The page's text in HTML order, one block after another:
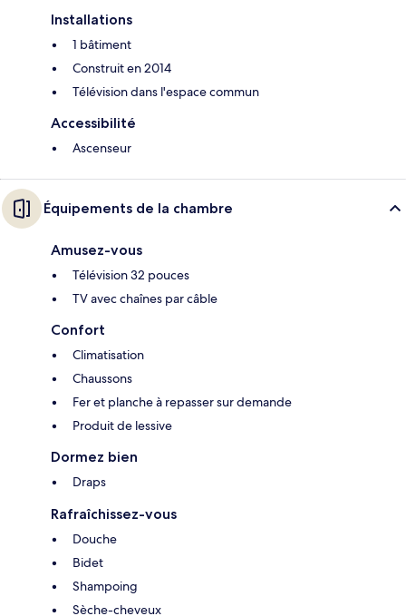
Installations
1 bâtiment
Construit en 2014
Télévision dans l'espace commun
Accessibilité
Ascenseur
Équipements de la chambre
Amusez-vous
Télévision 32 pouces
TV avec chaînes par câble
Confort
Climatisation
Chaussons
Fer et planche à repasser sur demande
Produit de lessive
Dormez bien
Draps
Rafraîchissez-vous
Douche
Bidet
Shampoing
Sèche-cheveux